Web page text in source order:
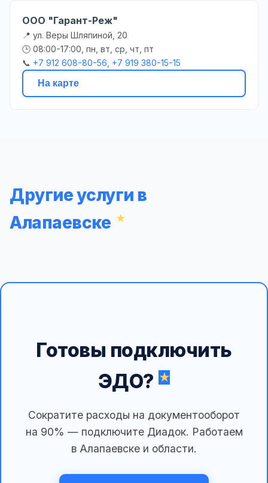
ООО "Гарант-Реж"
📍 ул. Веры Шляпиной, 20
🕒 08:00-17:00, пн, вт, ср, чт, пт
📞 +7 912 608-80-56, +7 919 380-15-15
На карте
Другие услуги в
Алапаевске
Готовы подключить
ЭДО?
Сократите расходы на документооборот
на 90% — подключите Диадок. Работаем
в Алапаевске и области.